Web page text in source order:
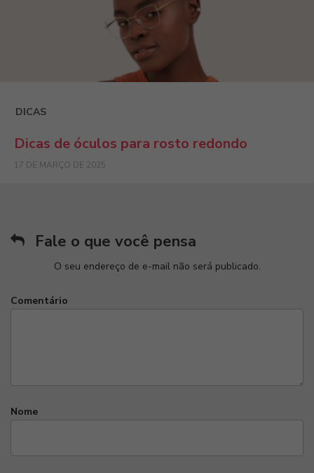
DICAS
Dicas de óculos para rosto redondo
17 DE MARÇO DE 2025
Fale o que você pensa
O seu endereço de e-mail não será publicado.
Nome
Comentário